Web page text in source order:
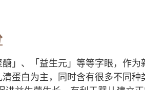
」、「益生元」等等字眼，作
蛋白为主，同时含有很多不同种